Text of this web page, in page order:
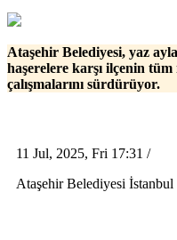
Ataşehir Belediyesi, yaz
haşerelere karşı ilçenin
çalışmalarını sürdürüyor.
11 Jul, 2025, Fri 17:31 /
Ataşehir Belediyesi